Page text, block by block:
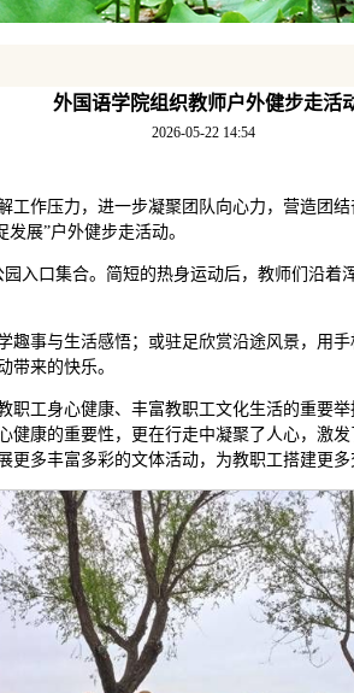
外国语学院组织教师户外健步走活
2026-05-22 14:54
工作压力，进一步凝聚团队向心力，营造团
展”户外健步走活动。
入口集合。简短的热身运动后，教师们沿着
趣事与生活感悟；或驻足欣赏沿途风景，用
带来的快乐。
职工身心健康、丰富教职工文化生活的重要
健康的重要性，更在行走中凝聚了人心，激
多丰富多彩的文体活动，为教职工搭建更